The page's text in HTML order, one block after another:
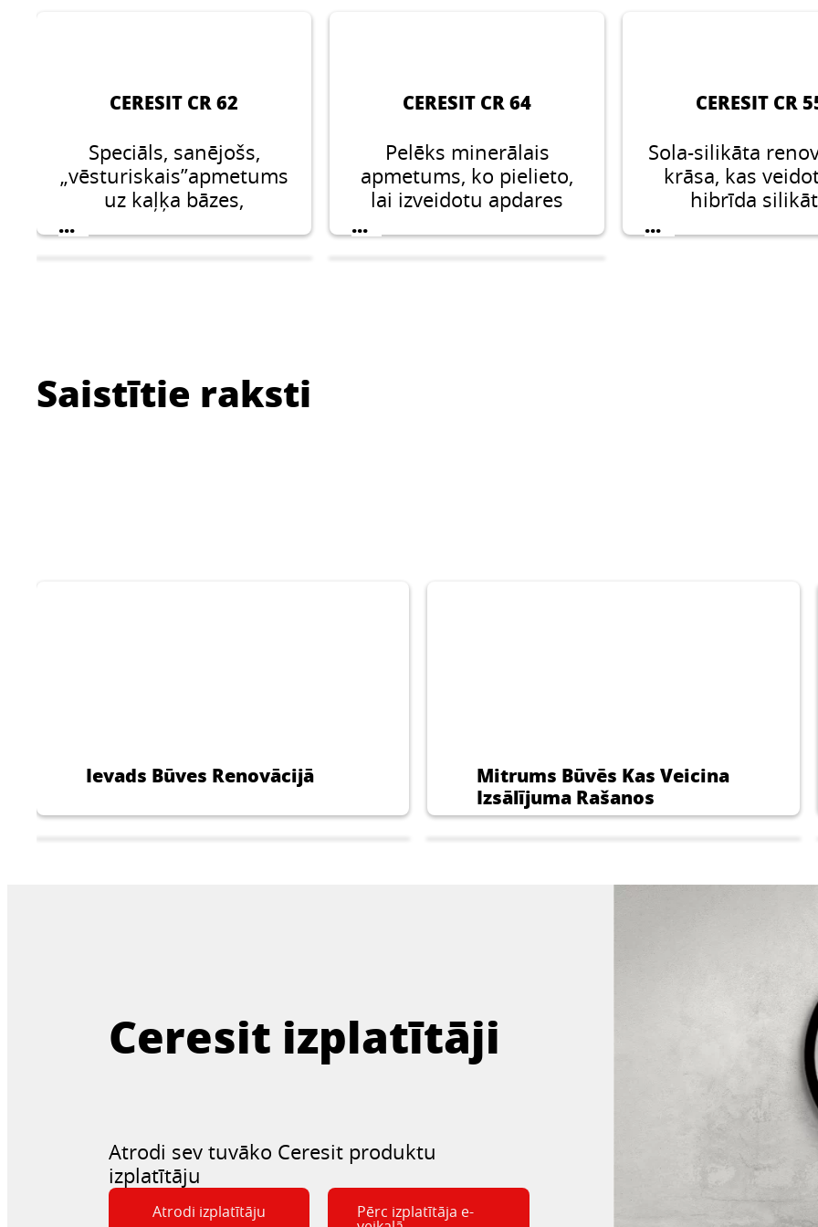
CERESIT CR 62
Speciāls, sanējošs,
„vēsturiskais”apmetums
uz kaļķa bāzes,
standartiem, 10 - 20
...
CERESIT CR 64
Pelēks minerālais
apmetums, ko pielieto,
lai izveidotu apdares
apmetumu sistēmā, kā
...
CERESIT CR
Sola-silikāta
krāsa, kas
hibrīda
...
zem apmetumiem
Saistītie raksti
Ievads Būves Renovācijā
Mitrums Būvēs Kas Veicina
Izsālījuma Rašanos
Ceresit izplatītāji
Atrodi sev tuvāko Ceresit produktu
izplatītāju
Atrodi izplatītāju Pērc izplatītāja e-